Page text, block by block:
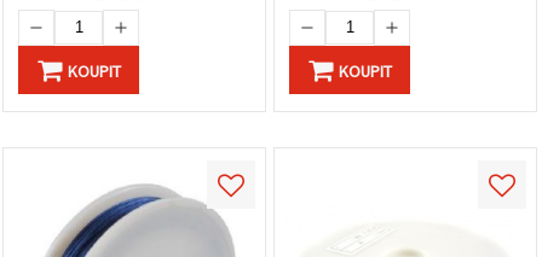
KOUPIT KOUPIT